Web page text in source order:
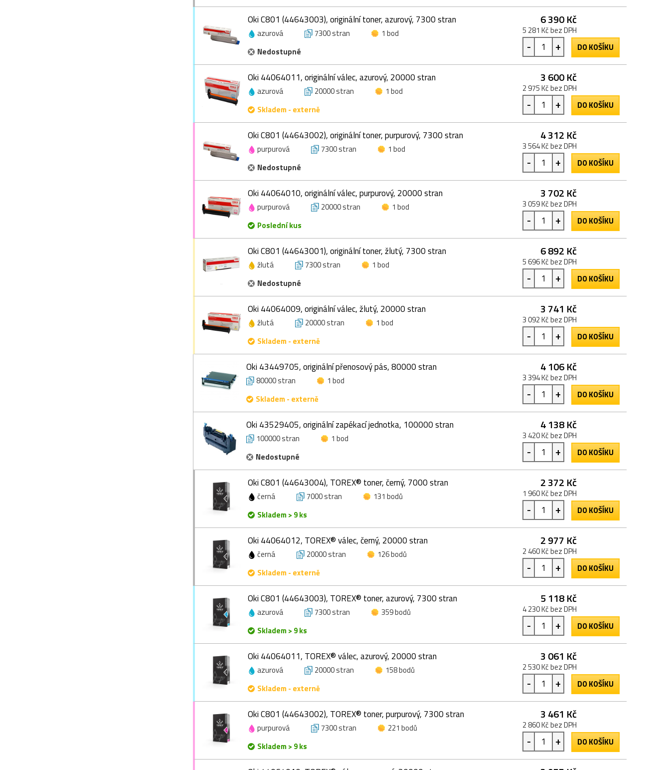
Oki C801 (44643003), originální toner, azurový, 7300 stran
azurová 7300 stran
1 bod
Nedostupné
6 390 Kč
5 281 Kč bez DPH
- + DO KOŠÍKU
Oki 44064011, originální válec, azurový, 20000 stran
azurová 20000 stran
1 bod
Skladem - externě
3 600 Kč
2 975 Kč bez DPH
- + DO KOŠÍKU
Oki C801 (44643002), originální toner, purpurový, 7300 stran
purpurová 7300 stran
1 bod
Nedostupné
4 312 Kč
3 564 Kč bez DPH
- + DO KOŠÍKU
Oki 44064010, originální válec, purpurový, 20000 stran
purpurová 20000 stran
1 bod
Poslední kus
3 702 Kč
3 059 Kč bez DPH
- + DO KOŠÍKU
Oki C801 (44643001), originální toner, žlutý, 7300 stran
žlutá 7300 stran
1 bod
Nedostupné
6 892 Kč
5 696 Kč bez DPH
- + DO KOŠÍKU
Oki 44064009, originální válec, žlutý, 20000 stran
žlutá 20000 stran
1 bod
Skladem - externě
3 741 Kč
3 092 Kč bez DPH
- + DO KOŠÍKU
Oki 43449705, originální přenosový pás, 80000 stran
80000 stran
1 bod
Skladem - externě
4 106 Kč
3 394 Kč bez DPH
- + DO KOŠÍKU
Oki 43529405, originální zapékací jednotka, 100000 stran
100000 stran
1 bod
Nedostupné
4 138 Kč
3 420 Kč bez DPH
- + DO KOŠÍKU
Oki C801 (44643004), TOREX® toner, černý, 7000 stran
černá 7000 stran
131 bodů
Skladem > 9 ks
2 372 Kč
1 960 Kč bez DPH
- + DO KOŠÍKU
Oki 44064012, TOREX® válec, černý, 20000 stran
černá 20000 stran
126 bodů
Skladem - externě
2 977 Kč
2 460 Kč bez DPH
- + DO KOŠÍKU
Oki C801 (44643003), TOREX® toner, azurový, 7300 stran
azurová 7300 stran
359 bodů
Skladem > 9 ks
5 118 Kč
4 230 Kč bez DPH
- + DO KOŠÍKU
Oki 44064011, TOREX® válec, azurový, 20000 stran
azurová 20000 stran
158 bodů
Skladem - externě
3 061 Kč
2 530 Kč bez DPH
- + DO KOŠÍKU
Oki C801 (44643002), TOREX® toner, purpurový, 7300 stran
purpurová 7300 stran
221 bodů
Skladem > 9 ks
3 461 Kč
2 860 Kč bez DPH
- + DO KOŠÍKU